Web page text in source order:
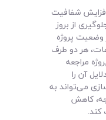
شفافیت
از بروز
وضعیت پروژه
هر دو طرف
مراجعه
آن را
می‌تواند به
کاهش